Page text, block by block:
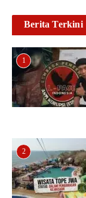
Berita Terkini
1
2